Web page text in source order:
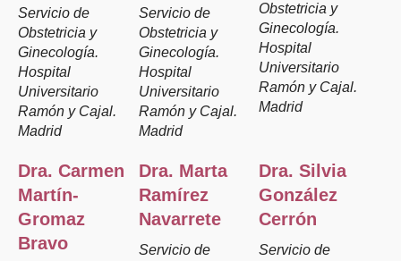
Servicio de
Obstetricia y
Ginecología.
Hospital
Universitario
Ramón y Cajal.
Madrid
Servicio de
Obstetricia y
Ginecología.
Hospital
Universitario
Ramón y Cajal.
Madrid
Obstetricia y
Ginecología.
Hospital
Universitario
Ramón y Cajal.
Madrid
Dra. Carmen
Martín-
Gromaz
Bravo
Dra. Marta
Ramírez
Navarrete
Servicio de
Dra. Silvia
González
Cerrón
Servicio de